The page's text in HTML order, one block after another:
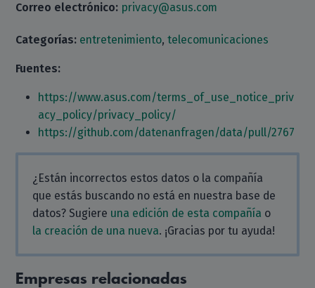
Correo electrónico: privacy@asus.com
Categorías: entretenimiento,telecomunicaciones
Fuentes:
https://www.asus.com/terms_of_use_notice_priv
acy_policy/privacy_policy/
https://github.com/datenanfragen/data/pull/2767
¿Están incorrectos estos datos o la compañía
que estás buscando no está en nuestra base de
datos? Sugiere una edición de esta compañía o
la creación de una nueva. ¡Gracias por tu ayuda!
Empresas relacionadas